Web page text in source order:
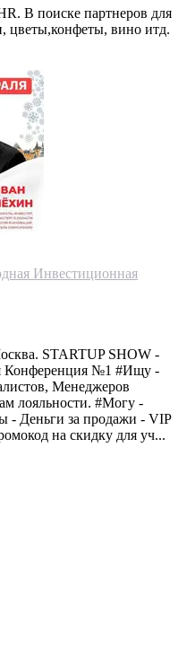
В поиске партнеров для
цветы,конфеты, вино итд.
Инвестиционная
STARTUP SHOW -
Конференция №1 #Ищу -
Менеджеров
лояльности. #Могу -
- Деньги за продажи - VIP
на скидку для уч...